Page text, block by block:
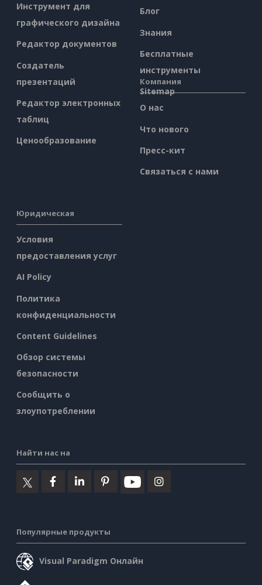
Инструмент для
графического дизайна
Редактор документов
Создатель
презентаций
Редактор электронных
таблиц
Ценообразование
Блог
Знания
Бесплатные
инструменты
Sitemap
Компания
О нас
Что нового
Пресс-кит
Связаться с нами
Юридическая
Условия
предоставления услуг
AI Policy
Политика
конфиденциальности
Content Guidelines
Обзор системы
безопасности
Сообщить о
злоупотреблении
Найти нас на
Популярные продукты
Visual Paradigm Онлайн